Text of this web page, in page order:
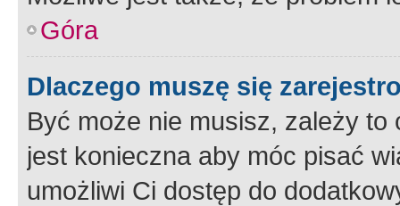
Góra
Dlaczego muszę się
Być może nie musisz, zależy
jest konieczna aby móc pisać
umożliwi Ci dostęp do